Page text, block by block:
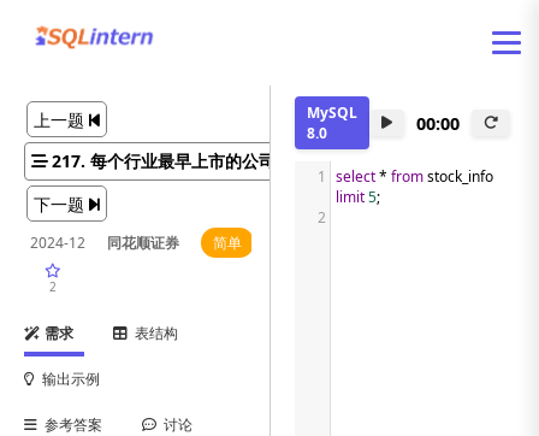
上一题
217. 每个行业最早上市的公司
下一题
2024-12 同花顺证券 简单
2
需求 表结构
输出示例
参考答案 讨论
MySQL
8.0
00:00
1 select * from
stock_info
limit 5;
2